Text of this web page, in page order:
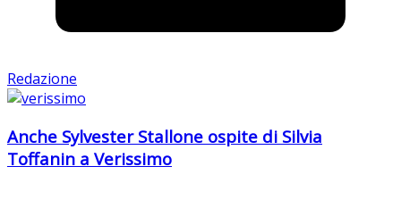
Redazione
Anche Sylvester Stallone ospite di Silvia
Toffanin a Verissimo